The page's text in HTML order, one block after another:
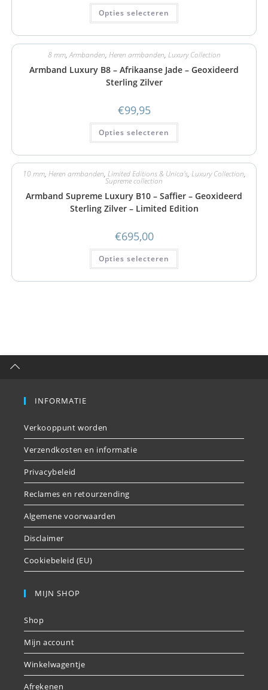
Opties selecteren
8 mm,Armbanden, Heren armbanden, Luxury Collection
Armband Luxury B8 – Afrikaanse Jade – Geoxideerd
Sterling Zilver
€99,95
Opties selecteren
10 mm, Heren armbanden, Limited Editions & Unica's, Luxury Collection,
Supreme collection
Armband Supreme Luxury B10 – Saffier – Geoxideerd
Sterling Zilver – Limited Edition
€695,00
Opties selecteren
INFORMATIE
Verkooppunt worden
Verzendkosten en informatie
Privacybeleid
Reclames en retourzending
Algemene voorwaarden
Disclaimer
Cookiebeleid (EU)
MIJN SHOP
Shop
Mijn account
Winkelwagentje
Afrekenen